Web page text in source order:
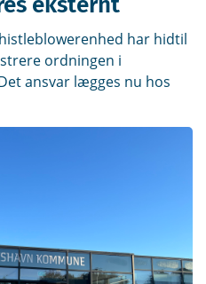
har hidtil
ordningen i
ansvar lægges nu hos